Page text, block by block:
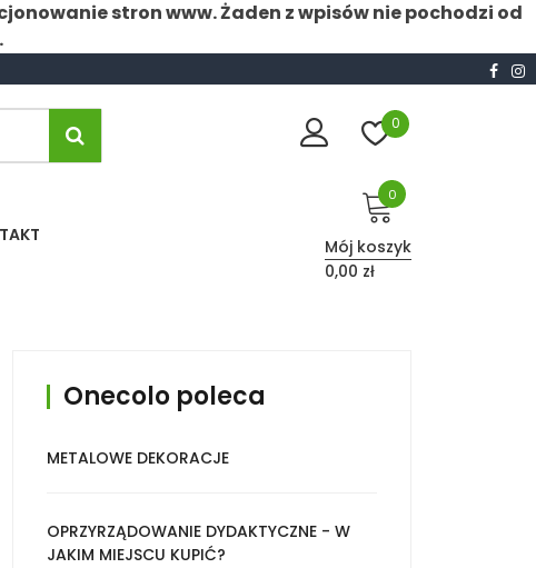
stron www. Żaden z wpisów nie pochodzi od
0
0
Mój koszyk
0,00 zł
Onecolo poleca
METALOWE DEKORACJE
OPRZYRZĄDOWANIE DYDAKTYCZNE - W
JAKIM MIEJSCU KUPIĆ?